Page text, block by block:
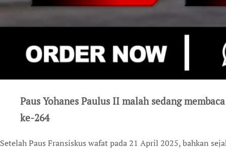
Paus Yohanes Paulus II malah sedang
ke-264
Setelah Paus Fransiskus wafat pada 21 April 2025, bahkan sejak mendiang dirawat di rumah sakit karena